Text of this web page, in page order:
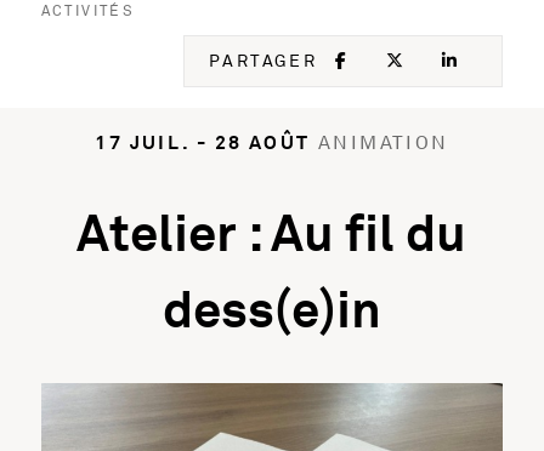
ACTIVITÉS
PARTAGER FACEBOOK
, OUVRE UNE
TWITTER
, OUVRE
17 JUIL. - 28 AOÛT ANIMATION
Atelier : Au fil du
dess(e)in